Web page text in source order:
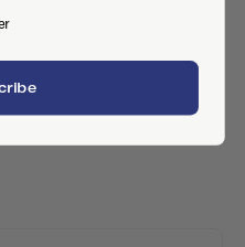
59, Berlijn